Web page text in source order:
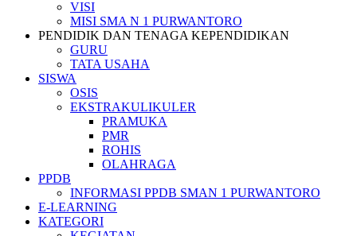
VISI
MISI SMA N 1 PURWANTORO
PENDIDIK DAN TENAGA KEPENDIDIKAN
GURU
TATA USAHA
SISWA
OSIS
EKSTRAKULIKULER
PRAMUKA
PMR
ROHIS
OLAHRAGA
PPDB
INFORMASI PPDB SMAN 1 PURWANTORO
E-LEARNING
KATEGORI